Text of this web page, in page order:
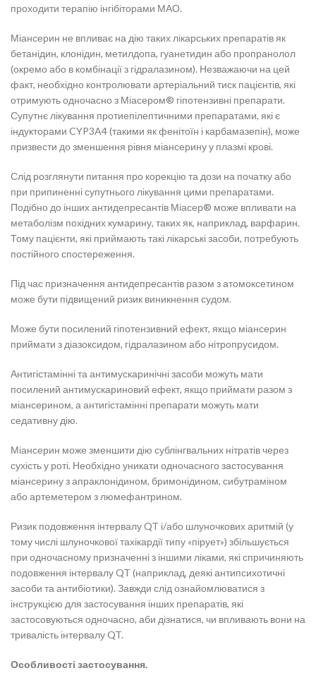
проходити терапію інгібіторами МАО.
Міансерин не впливає на дію таких лікарських препаратів як
бетанідин, клонідин, метилдопа, гуанетидин або пропранолол
(окремо або в комбінації з гідралазином). Незважаючи на цей
факт, необхідно контролювати артеріальний тиск пацієнтів, які
отримують одночасно з Міасером® гіпотензивні препарати.
Супутнє лікування протиепілептичними препаратами, які є
індукторами CYP3A4 (такими як фенітоїн і карбамазепін), може
призвести до зменшення рівня міансерину у плазмі крові.
Слід розглянути питання про корекцію та дози на початку або
при припиненні супутнього лікування цими препаратами.
Подібно до інших антидепресантів Міасер® може впливати на
метаболізм похідних кумарину, таких як, наприклад, варфарин.
Тому пацієнти, які приймають такі лікарські засоби, потребують
постійного спостереження.
Під час призначення антидепресантів разом з атомоксетином
може бути підвищений ризик виникнення судом.
Може бути посилений гіпотензивний ефект, якщо міансерин
приймати з діазоксидом, гідралазином або нітропрусидом.
Антигістамінні та антимускаринічні засоби можуть мати
посилений антимускариновий ефект, якщо приймати разом з
міансерином, а антигістамінні препарати можуть мати
седативну дію.
Міансерин може зменшити дію сублінгвальних нітратів через
сухість у роті. Необхідно уникати одночасного застосування
міансерину з апраклонідином, бримонідином, сибутраміном
або артеметером з люмефантрином.
Ризик подовження інтервалу QT і/або шлуночкових аритмій (у
тому числі шлуночкової тахікардії типу «пірует») збільшується
при одночасному призначенні з іншими ліками, які спричиняють
подовження інтервалу QT (наприклад, деякі антипсихотичні
засоби та антибіотики). Завжди слід ознайомлюватися з
інструкцією для застосування інших препаратів, які
застосовуються одночасно, аби дізнатися, чи впливають вони на
тривалість інтервалу QT.
Особливості застосування.